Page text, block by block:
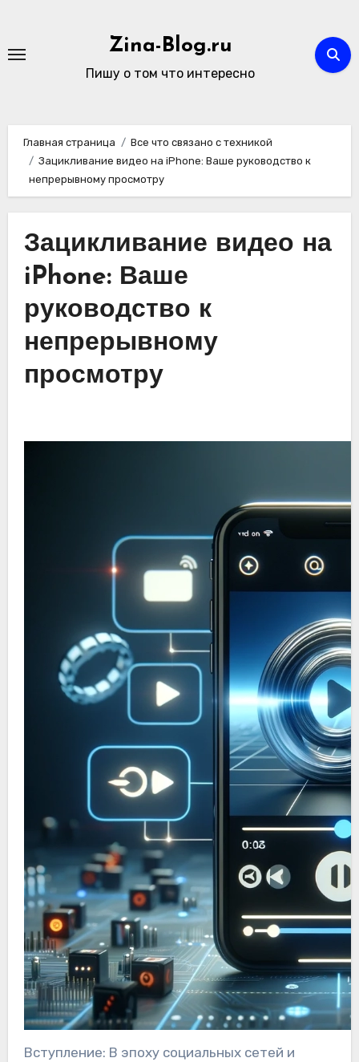
содержимому
Zina-Blog.ru
Пишу о том что интересно
Главная страница
Все что связано с техникой
Зацикливание видео на iPhone: Ваше руководство к
непрерывному просмотру
Зацикливание видео на
iPhone: Ваше
руководство к
непрерывному
просмотру
Вступление: В эпоху социальных сетей и